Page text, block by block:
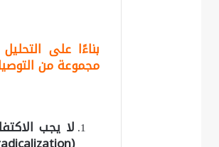
بناءًا على
مجموعة من
لا يجب